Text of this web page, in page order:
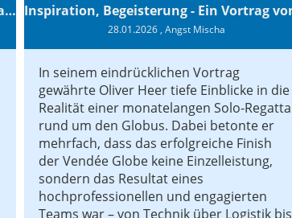
Erfolgreicher Auftakt zur Swiss Sailing Challenge League 2026
28.01.2026, Angst Mischa
In seinem eindrücklichen Vortrag
gewährte Oliver Heer tiefe Einblicke in die
Realität einer monatelangen Solo-Regatta
rund um den Globus. Dabei betonte er
mehrfach, dass das erfolgreiche Finish
der Vendée Globe keine Einzelleistung,
sondern das Resultat eines
hochprofessionellen und engagierten
Teams war – von Technik über Logistik bis